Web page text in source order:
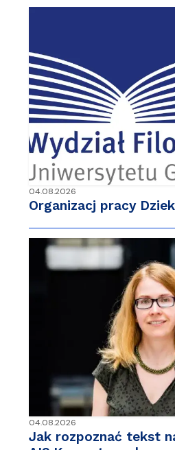
04.08.2026
Organizacj pracy
04.08.2026
Jak rozpoznać tekst